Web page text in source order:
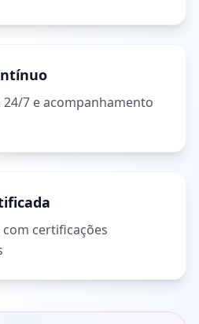
7 e acompanhamento
certificações